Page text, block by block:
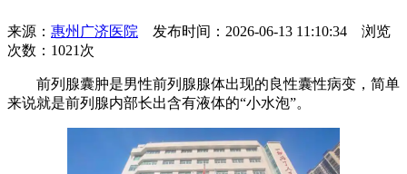
来源： 惠州广济医院 发布时间：2026-06-13 11:10:34 浏览
次数： 1021次
前列腺囊肿是男性前列腺腺体出现的良性囊性病变，简单
来说就是前列腺内部长出含有液体的“小水泡”。